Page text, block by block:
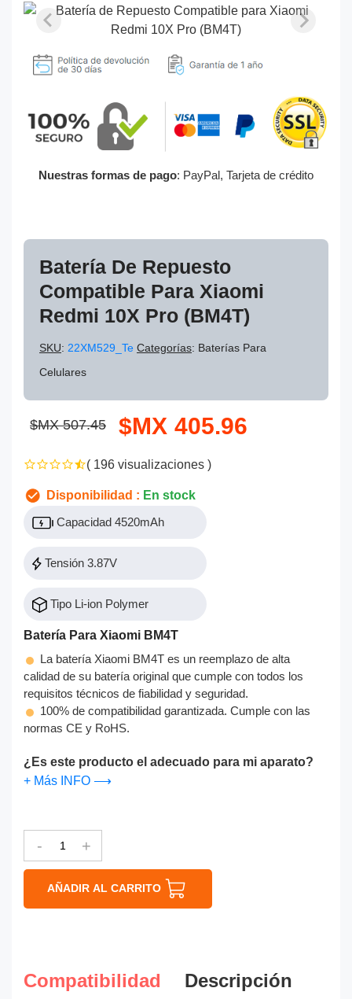
Nuestras formas de pago: PayPal, Tarjeta de crédito
Batería De Repuesto
Compatible Para Xiaomi
Redmi 10X Pro (BM4T)
SKU: 22XM529_Te Categorías: Baterías Para
Celulares
$MX 507.45 $MX 405.96
( 196 visualizaciones )
Disponibilidad : En stock
Capacidad 4520mAh
Tensión 3.87V
Tipo Li-ion Polymer
Batería Para Xiaomi BM4T
La batería Xiaomi BM4T es un reemplazo de alta
calidad de su batería original que cumple con todos los
requisitos técnicos de fiabilidad y seguridad.
100% de compatibilidad garantizada. Cumple con las
normas CE y RoHS.
¿Es este producto el adecuado para mi aparato?
+ Más INFO ⟶
- +
AÑADIR AL CARRITO
Compatibilidad
Descripción